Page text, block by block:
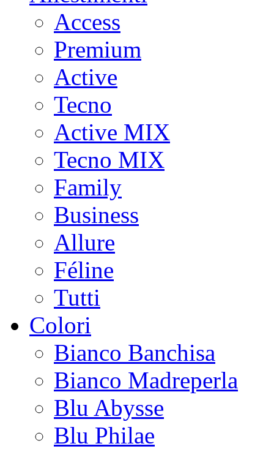
Access
Premium
Active
Tecno
Active MIX
Tecno MIX
Family
Business
Allure
Féline
Tutti
Colori
Bianco Banchisa
Bianco Madreperla
Blu Abysse
Blu Philae